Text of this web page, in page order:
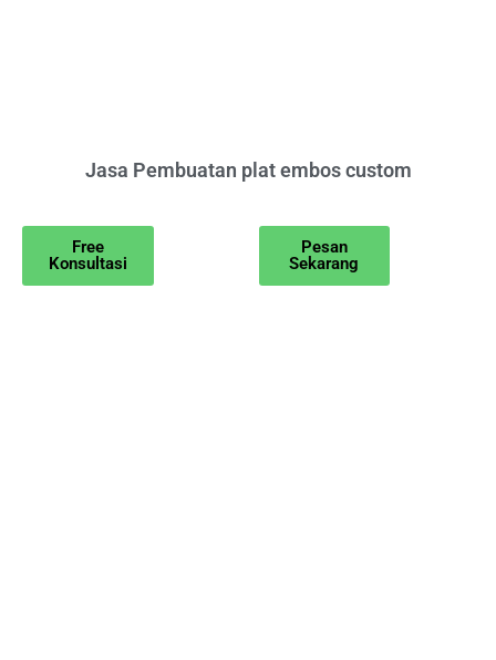
Jasa Pembuatan plat embos custom
Free
Konsultasi
Pesan
Sekarang